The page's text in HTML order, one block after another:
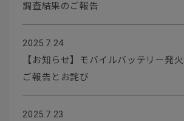
調査結果のご報告
2025.7.24
【お知らせ】モバイルバッテリー発
ご報告とお詫び
2025.7.23